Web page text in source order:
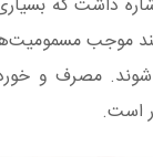
موجب
مصرف و
است.